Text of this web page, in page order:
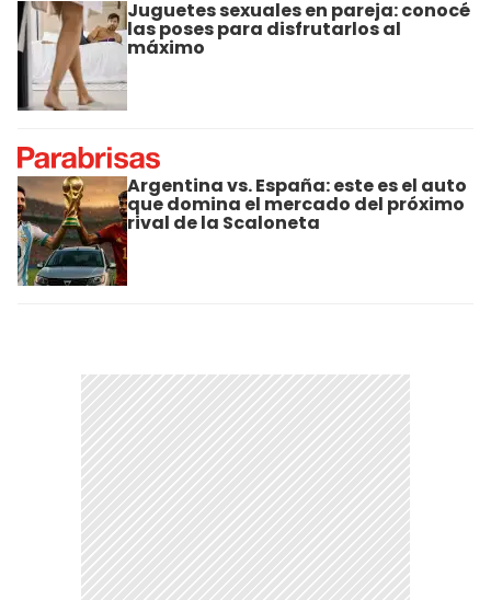
Juguetes sexuales en pareja: conocé
las poses para disfrutarlos al
máximo
Argentina vs. España: este es el auto
que domina el mercado del próximo
rival de la Scaloneta